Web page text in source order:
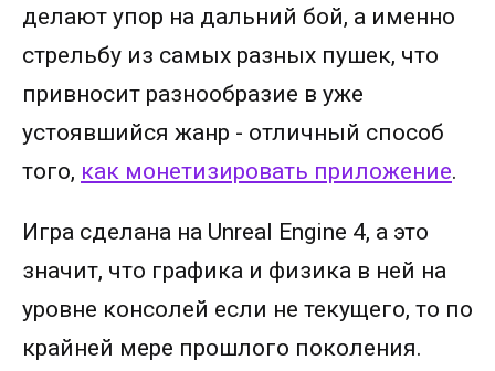
делают упор на дальний бой, а именно
стрельбу из самых разных пушек, что
привносит разнообразие в уже
устоявшийся жанр - отличный способ
того, как монетизировать приложение.
Игра сделана на Unreal Engine 4, а это
значит, что графика и физика в ней на
уровне консолей если не текущего, то по
крайней мере прошлого поколения.